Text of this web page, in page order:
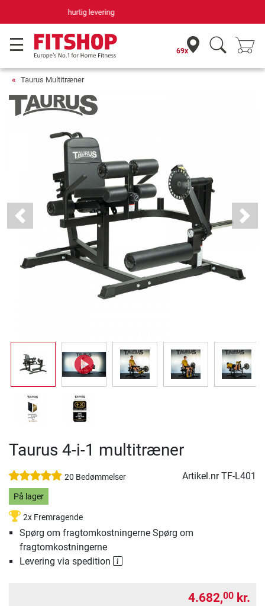
Din hjemmefitnessekspert gennem 42 år
69x
Taurus Multitræner
Previous Next
Taurus 4-i-1 multitræner
20 Bedømmelser Artikel.nrTF-L401
På lager
2x Fremragende
Spørg om fragtomkostningerne Spørg om
fragtomkostningerne
Levering via spedition
4.682,00 kr.